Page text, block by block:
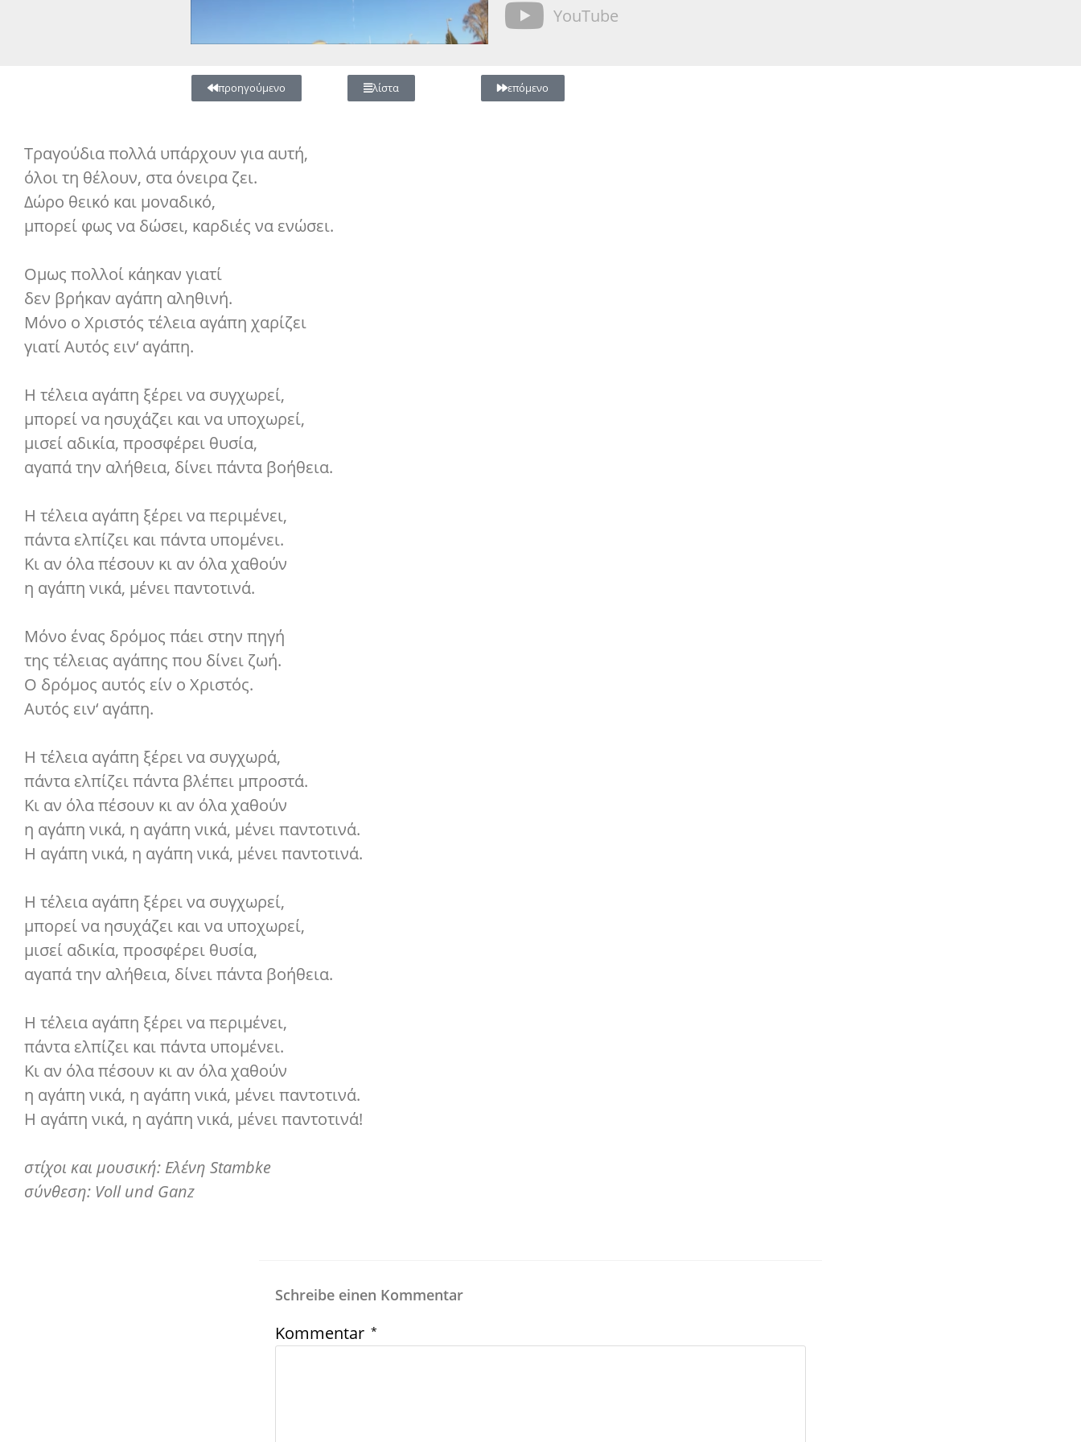
YouTube
προηγούμενο λίστα επόμενο
Τραγούδια πολλά υπάρχουν για αυτή,
όλοι τη θέλουν, στα όνειρα ζει.
Δώρο θεικό και μοναδικό,
μπορεί φως να δώσει, καρδιές να ενώσει.
Ομως πολλοί κάηκαν γιατί
δεν βρήκαν αγάπη αληθινή.
Μόνο ο Χριστός τέλεια αγάπη χαρίζει
γιατί Αυτός ειν‘ αγάπη.
Η τέλεια αγάπη ξέρει να συγχωρεί,
μπορεί να ησυχάζει και να υποχωρεί,
μισεί αδικία, προσφέρει θυσία,
αγαπά την αλήθεια, δίνει πάντα βοήθεια.
Η τέλεια αγάπη ξέρει να περιμένει,
πάντα ελπίζει και πάντα υπομένει.
Κι αν όλα πέσουν κι αν όλα χαθούν
η αγάπη νικά, μένει παντοτινά.
Μόνο ένας δρόμος πάει στην πηγή
της τέλειας αγάπης που δίνει ζωή.
Ο δρόμος αυτός είν ο Χριστός.
Αυτός ειν‘ αγάπη.
Η τέλεια αγάπη ξέρει να συγχωρά,
πάντα ελπίζει πάντα βλέπει μπροστά.
Κι αν όλα πέσουν κι αν όλα χαθούν
η αγάπη νικά, η αγάπη νικά, μένει παντοτινά.
Η αγάπη νικά, η αγάπη νικά, μένει παντοτινά.
Η τέλεια αγάπη ξέρει να συγχωρεί,
μπορεί να ησυχάζει και να υποχωρεί,
μισεί αδικία, προσφέρει θυσία,
αγαπά την αλήθεια, δίνει πάντα βοήθεια.
Η τέλεια αγάπη ξέρει να περιμένει,
πάντα ελπίζει και πάντα υπομένει.
Κι αν όλα πέσουν κι αν όλα χαθούν
η αγάπη νικά, η αγάπη νικά, μένει παντοτινά.
Η αγάπη νικά, η αγάπη νικά, μένει παντοτινά!
στίχοι και μουσική: Ελένη Stambke
σύνθεση: Voll und Ganz
Schreibe einen Kommentar
Kommentar *